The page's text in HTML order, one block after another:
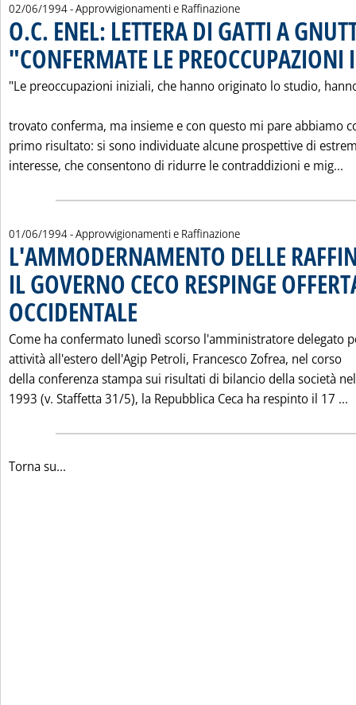
02/06/1994- Approvvigionamenti e Raffinazione
O.C. ENEL: LETTERA DI GATTI A
"CONFERMATE LE
"Le preoccupazioni iniziali, che hanno originato lo studio,
trovato conferma, ma insieme e con questo mi pare abbiamo
primo risultato: si sono individuate alcune prospettive di
interesse, che consentono di ridurre le contraddizioni e mig...
01/06/1994- Approvvigionamenti e Raffinazione
L'AMMODERNAMENTO DELLE
IL GOVERNO CECO RESPINGE
OCCIDENTALE
Come ha confermato lunedì scorso l'amministratore delegato
attività all'estero dell'Agip Petroli, Francesco Zofrea, nel corso
della conferenza stampa sui risultati di bilancio della società nel
1993 (v. Staffetta 31/5), la Repubblica Ceca ha respinto il 17 ...
Torna su...